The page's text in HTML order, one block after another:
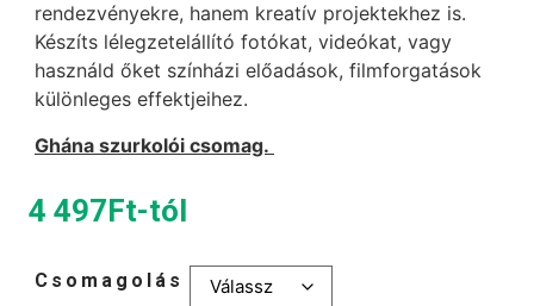
rendezvényekre, hanem kreatív projektekhez is.
Készíts lélegzetelállító fotókat, videókat, vagy
használd őket színházi előadások, filmforgatások
különleges effektjeihez.
Ghána szurkolói csomag.
4 497Ft-tól
Csomagolás